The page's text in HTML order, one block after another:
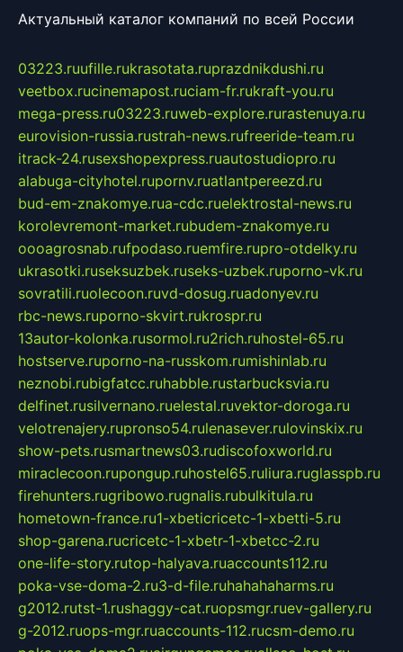
Актуальный каталог компаний по всей России
03223.ruufille.rukrasotata.ruprazdnikdushi.ru
veetbox.rucinemapost.ruciam-fr.rukraft-you.ru
mega-press.ru03223.ruweb-explore.rurastenuya.ru
eurovision-russia.rustrah-news.rufreeride-team.ru
itrack-24.rusexshopexpress.ruautostudiopro.ru
alabuga-cityhotel.rupornv.ruatlantpereezd.ru
bud-em-znakomye.rua-cdc.ruelektrostal-news.ru
korolevremont-market.rubudem-znakomye.ru
oooagrosnab.rufpodaso.ruemfire.rupro-otdelky.ru
ukrasotki.ruseksuzbek.ruseks-uzbek.ruporno-vk.ru
sovratili.ruolecoon.ruvd-dosug.ruadonyev.ru
rbc-news.ruporno-skvirt.rukrospr.ru
13autor-kolonka.rusormol.ru2rich.ruhostel-65.ru
hostserve.ruporno-na-russkom.rumishinlab.ru
neznobi.rubigfatcc.ruhabble.rustarbucksvia.ru
delfinet.rusilvernano.ruelestal.ruvektor-doroga.ru
velotrenajery.rupronso54.rulenasever.rulovinskix.ru
show-pets.rusmartnews03.rudiscofoxworld.ru
miraclecoon.rupongup.ruhostel65.ruliura.ruglasspb.ru
firehunters.rugribowo.rugnalis.rubulkitula.ru
hometown-france.ru1-xbeticricetc-1-xbetti-5.ru
shop-garena.rucricetc-1-xbetr-1-xbetcc-2.ru
one-life-story.rutop-halyava.ruaccounts112.ru
poka-vse-doma-2.ru3-d-file.ruhahahaharms.ru
g2012.rutst-1.rushaggy-cat.ruopsmgr.ruev-gallery.ru
g-2012.ruops-mgr.ruaccounts-112.rucsm-demo.ru